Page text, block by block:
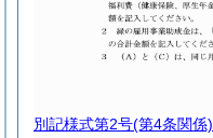
別記様式第2号(第4条関係)